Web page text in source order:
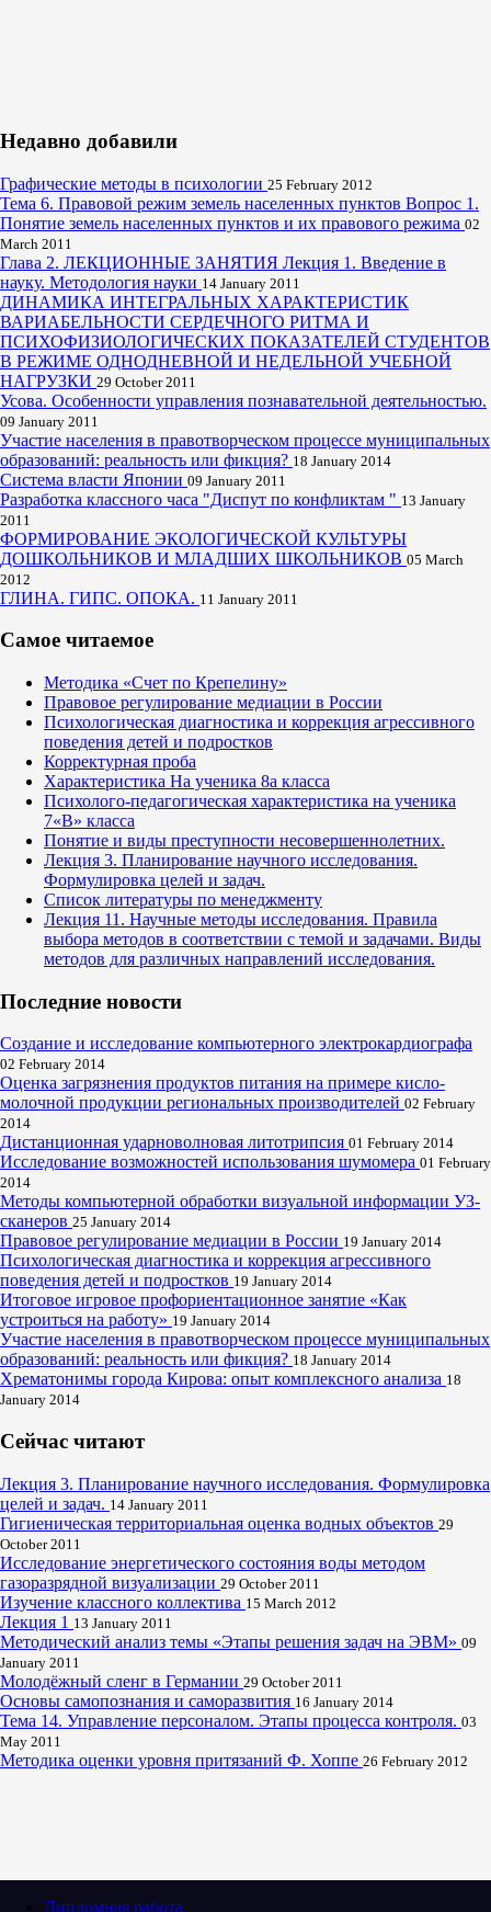
Недавно добавили
Графические методы в психологии 25 February 2012
Тема 6. Правовой режим земель населенных пунктов Вопрос 1.
Понятие земель населенных пунктов и их правового режима 02
March 2011
Глава 2. ЛЕКЦИОННЫЕ ЗАНЯТИЯ Лекция 1. Введение в
науку. Методология науки 14 January 2011
ДИНАМИКА ИНТЕГРАЛЬНЫХ ХАРАКТЕРИСТИК
ВАРИАБЕЛЬНОСТИ СЕРДЕЧНОГО РИТМА И
ПСИХОФИЗИОЛОГИЧЕСКИХ ПОКАЗАТЕЛЕЙ СТУДЕНТОВ
В РЕЖИМЕ ОДНОДНЕВНОЙ И НЕДЕЛЬНОЙ УЧЕБНОЙ
НАГРУЗКИ 29 October 2011
Усова. Особенности управления познавательной деятельностью.
09 January 2011
Участие населения в правотворческом процессе муниципальных
образований: реальность или фикция? 18 January 2014
Система власти Японии 09 January 2011
Разработка классного часа "Диспут по конфликтам " 13 January
2011
ФОРМИРОВАНИЕ ЭКОЛОГИЧЕСКОЙ КУЛЬТУРЫ
ДОШКОЛЬНИКОВ И МЛАДШИХ ШКОЛЬНИКОВ 05 March
2012
ГЛИНА. ГИПС. ОПОКА. 11 January 2011
Самое читаемое
Методика «Счет по Крепелину»
Правовое регулирование медиации в России
Психологическая диагностика и коррекция агрессивного
поведения детей и подростков
Корректурная проба
Характеристика На ученика 8а класса
Психолого-педагогическая характеристика на ученика
7«В» класса
Понятие и виды преступности несовершеннолетних.
Лекция 3. Планирование научного исследования.
Формулировка целей и задач.
Список литературы по менеджменту
Лекция 11. Научные методы исследования. Правила
выбора методов в соответствии с темой и задачами. Виды
методов для различных направлений исследования.
Последние новости
Создание и исследование компьютерного электрокардиографа
02 February 2014
Оценка загрязнения продуктов питания на примере кисло-
молочной продукции региональных производителей 02 February
2014
Дистанционная ударноволновая литотрипсия 01 February 2014
Исследование возможностей использования шумомера 01 February
2014
Методы компьютерной обработки визуальной информации УЗ-
сканеров 25 January 2014
Правовое регулирование медиации в России 19 January 2014
Психологическая диагностика и коррекция агрессивного
поведения детей и подростков 19 January 2014
Итоговое игровое профориентационное занятие «Как
устроиться на работу» 19 January 2014
Участие населения в правотворческом процессе муниципальных
образований: реальность или фикция? 18 January 2014
Хрематонимы города Кирова: опыт комплексного анализа 18
January 2014
Сейчас читают
Лекция 3. Планирование научного исследования. Формулировка
целей и задач. 14 January 2011
Гигиеническая территориальная оценка водных объектов 29
October 2011
Исследование энергетического состояния воды методом
газоразрядной визуализации 29 October 2011
Изучение классного коллектива 15 March 2012
Лекция 1 13 January 2011
Методический анализ темы «Этапы решения задач на ЭВМ» 09
January 2011
Молодёжный сленг в Германии 29 October 2011
Основы самопознания и саморазвития 16 January 2014
Тема 14. Управление персоналом. Этапы процесса контроля. 03
May 2011
Методика оценки уровня притязаний Ф. Хоппе 26 February 2012
Дипломная работа